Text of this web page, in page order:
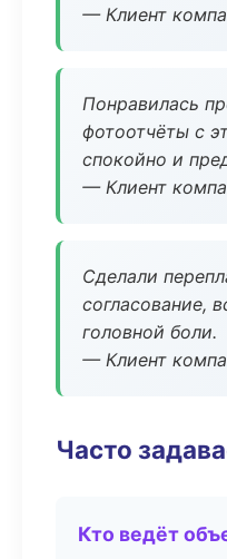
— Клиент
Понравилась
фотоотчёты с
спокойно и
— Клиент
Сделали
согласование,
головной боли.
— Клиент
Часто
Кто ведёт